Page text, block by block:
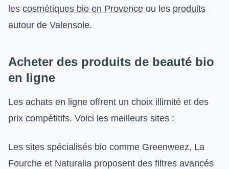
les cosmétiques bio en Provence ou les produits
autour de Valensole.
Acheter des produits de beauté bio
en ligne
Les achats en ligne offrent un choix illimité et des
prix compétitifs. Voici les meilleurs sites :
Les sites spécialisés bio comme Greenweez, La
Fourche et Naturalia proposent des filtres avancés